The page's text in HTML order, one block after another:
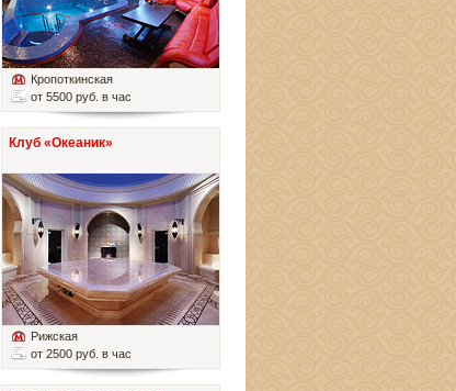
Кропоткинская
от 5500 руб. в час
Клуб «Океаник»
Рижская
от 2500 руб. в час